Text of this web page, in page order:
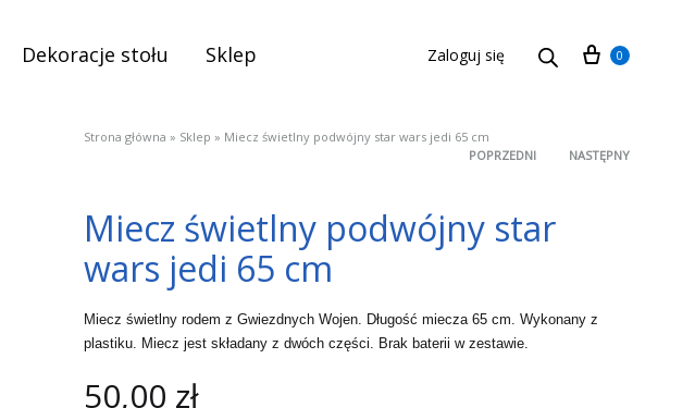
Dekoracje stołu Sklep Zaloguj się Cart
0
Strona główna » Sklep » Miecz świetlny podwójny star wars jedi 65 cm
Product
navigation
POPRZEDNI NASTĘPNY
Miecz świetlny podwójny star
wars jedi 65 cm
Miecz świetlny rodem z Gwiezdnych Wojen. Długość miecza 65 cm. Wykonany z
plastiku. Miecz jest składany z dwóch części. Brak baterii w zestawie.
50,00 zł